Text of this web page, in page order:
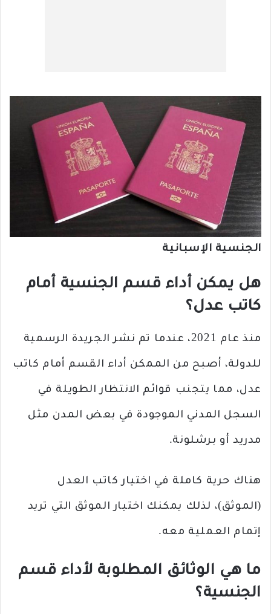
الجنسية الإسبانية
هل يمكن أداء قسم الجنسية أمام
كاتب عدل؟
منذ عام 2021، عندما تم نشر الجريدة الرسمية
للدولة، أصبح من الممكن أداء القسم أمام كاتب
عدل، مما يتجنب قوائم الانتظار الطويلة في
السجل المدني الموجودة في بعض المدن مثل
مدريد أو برشلونة.
هناك حرية كاملة في اختيار كاتب العدل
(الموثق)، لذلك يمكنك اختيار الموثق التي تريد
إتمام العملية معه.
ما هي الوثائق المطلوبة لأداء قسم
الجنسية؟